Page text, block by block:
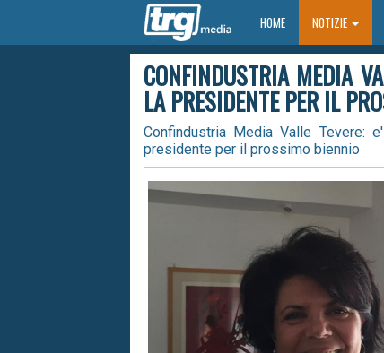
HOMEHOME NOTIZIE
CONFINDUSTRIA MEDIA
LA PRESIDENTE PER IL
Confindustria Media Valle Tevere:
presidente per il prossimo biennio